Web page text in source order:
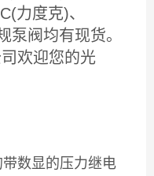
力度克)、
泵阀均有现货。
欢迎您的光
数显的压力继电